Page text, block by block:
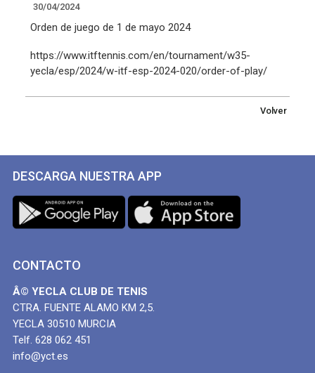
30/04/2024
Orden de juego de 1 de mayo 2024
https://www.itftennis.com/en/tournament/w35-
yecla/esp/2024/w-itf-esp-2024-020/order-of-play/
Volver
DESCARGA NUESTRA APP
CONTACTO
Â© YECLA CLUB DE TENIS
CTRA. FUENTE ALAMO KM 2,5.
YECLA 30510 MURCIA
Telf. 628 062 451
info@yct.es